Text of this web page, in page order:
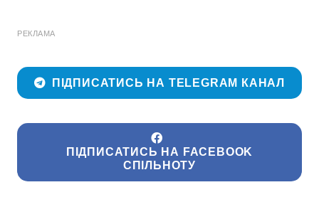
РЕКЛАМА
ПІДПИСАТИСЬ НА TELEGRAM КАНАЛ
ПІДПИСАТИСЬ НА FACEBOOK
СПІЛЬНОТУ